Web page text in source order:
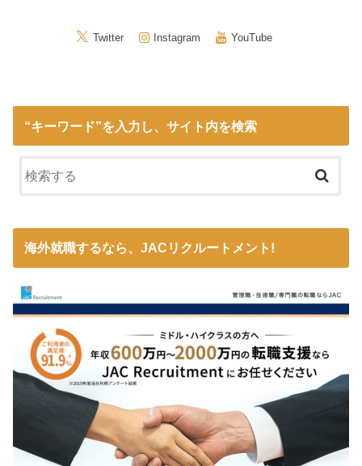
Twitter Instagram YouTube
“キーワード”を入力し、サイト内を検索
海外就職するなら、JACリクルートメント!